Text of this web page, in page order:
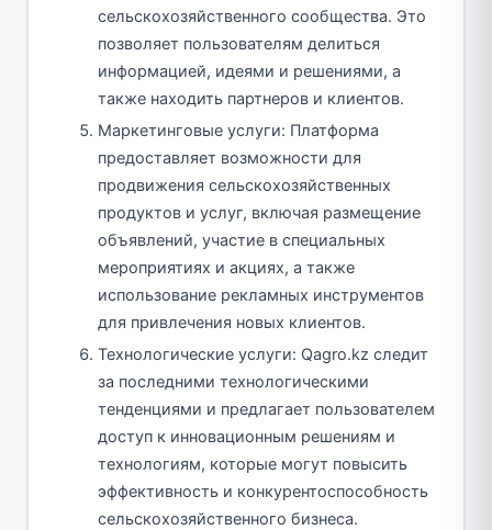
сельскохозяйственного сообщества. Это
позволяет пользователям делиться
информацией, идеями и решениями, а
также находить партнеров и клиентов.
Маркетинговые услуги: Платформа
предоставляет возможности для
продвижения сельскохозяйственных
продуктов и услуг, включая размещение
объявлений, участие в специальных
мероприятиях и акциях, а также
использование рекламных инструментов
для привлечения новых клиентов.
Технологические услуги: Qagro.kz следит
за последними технологическими
тенденциями и предлагает пользователем
доступ к инновационным решениям и
технологиям, которые могут повысить
эффективность и конкурентоспособность
сельскохозяйственного бизнеса.